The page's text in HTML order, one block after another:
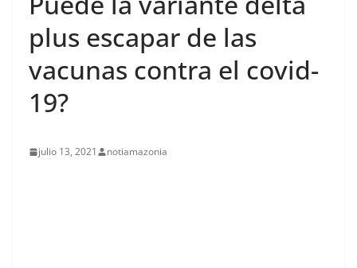
plus escapar de las
vacunas contra el covid-
19?
julio 13, 2021 notiamazonia